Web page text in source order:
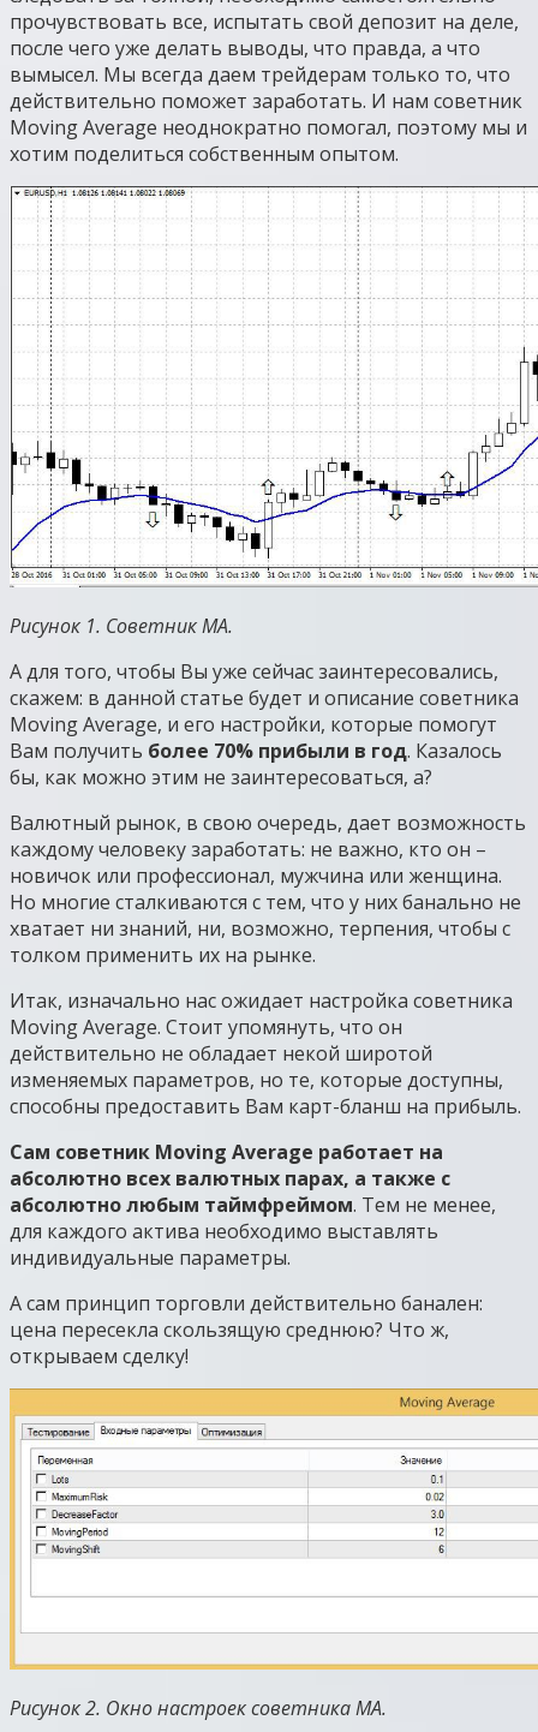
прочувствовать все, испытать свой депозит на деле,
после чего уже делать выводы, что правда, а что
вымысел. Мы всегда даем трейдерам только то, что
действительно поможет заработать. И нам советник
Moving Average неоднократно помогал, поэтому мы и
хотим поделиться собственным опытом.
Рисунок 1. Советник MA.
А для того, чтобы Вы уже сейчас заинтересовались,
скажем: в данной статье будет и описание советника
Moving Average, и его настройки, которые помогут
Вам получить более 70% прибыли в год. Казалось
бы, как можно этим не заинтересоваться, а?
Валютный рынок, в свою очередь, дает возможность
каждому человеку заработать: не важно, кто он –
новичок или профессионал, мужчина или женщина.
Но многие сталкиваются с тем, что у них банально не
хватает ни знаний, ни, возможно, терпения, чтобы с
толком применить их на рынке.
Итак, изначально нас ожидает настройка советника
Moving Average. Стоит упомянуть, что он
действительно не обладает некой широтой
изменяемых параметров, но те, которые доступны,
способны предоставить Вам карт-бланш на прибыль.
Сам советник Moving Average работает на
абсолютно всех валютных парах, а также с
абсолютно любым таймфреймом. Тем не менее,
для каждого актива необходимо выставлять
индивидуальные параметры.
А сам принцип торговли действительно банален:
цена пересекла скользящую среднюю? Что ж,
открываем сделку!
Рисунок 2. Окно настроек советника MA.